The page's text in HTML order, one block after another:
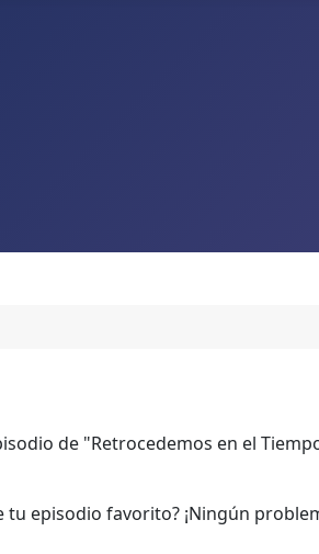
de "Retrocedemos en el
episodio favorito? ¡Ningún